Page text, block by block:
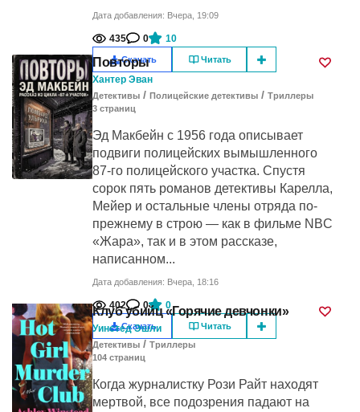
Дата добавления: Вчера, 19:09
435 0 10
Скачать Читать
Повторы
Хантер Эван
Детективы / Полицейские детективы / Триллеры
3 cтраниц
Эд Макбейн с 1956 года описывает
подвиги полицейских вымышленного
87-го полицейского участка. Спустя
сорок пять романов детективы Карелла,
Мейер и остальные члены отряда по-
прежнему в строю — как в фильме NBC
«Жара», так и в этом рассказе,
написанном...
Дата добавления: Вчера, 18:16
402 0 0
Скачать Читать
Клуб убийц «Горячие девчонки»
Уинстед Эшли
Детективы / Триллеры
104 cтраниц
Когда журналистку Рози Райт находят
мертвой, все подозрения падают на